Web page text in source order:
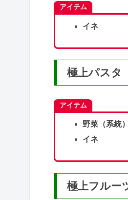
アイテム
イネ
極上パスタ
アイテム
野菜（系統）
イネ
極上フルー